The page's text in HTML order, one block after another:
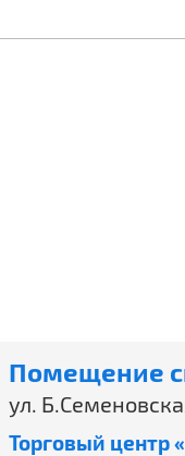
Помещение
ул.
Торговый центр